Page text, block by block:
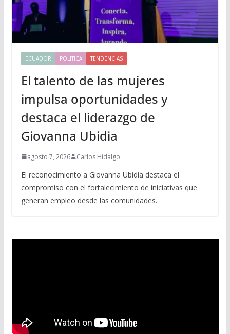
ECUADOR POLITICA TENDENCIAS
El talento de las mujeres
impulsa oportunidades y
destaca el liderazgo de
Giovanna Ubidia
agosto 7, 2026 Carlos Hidalgo
El reconocimiento a Giovanna Ubidia destaca el
compromiso con el fortalecimiento de iniciativas que
generan empleo desde las comunidades.